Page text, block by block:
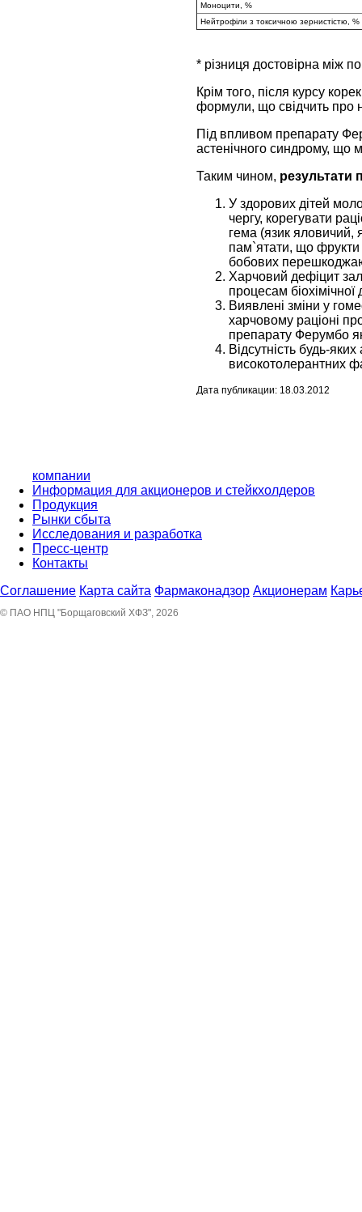
Моноцити, %
Нейтрофіли з токсичною зернистістю, %
* різниця достовірна між
Крім того, після курсу
формули, що свідчить про
Під впливом препарату
астенічного синдрому, що
Таким чином, результати
У здорових дітей
чергу, корегувати
гема (язик яловичий,
пам`ятати, що фрукти
бобових
Харчовий дефіцит
процесам
Виявлені зміни у
харчовому раціоні
препарату Ферумбо
Відсутність будь-
високотолерантних
Дата публикации: 18.03.2012
компании
Информация для акционеров и стейкхолдеров
Продукция
Рынки сбыта
Исследования и разработка
Пресс-центр
Контакты
Соглашение Карта сайта Фармаконадзор Акционерам
© ПАО НПЦ "Борщаговский ХФЗ", 2026